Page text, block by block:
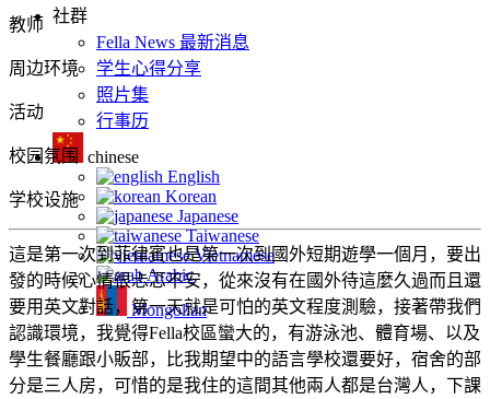
社群
Fella News 最新消息
学生心得分享
照片集
行事历
chinese
English
Korean
Japanese
Taiwanese
Vietnamese
Arabic
Mongolian
教师
周边环境
活动
校园氛围
学校设施
這是第一次到菲律賓也是第一次到國外短期遊學一個月，要出
發的時候心情很忐忑不安，從來沒有在國外待這麼久過而且還
要用英文對話，第一天就是可怕的英文程度測驗，接著帶我們
認識環境，我覺得Fella校區蠻大的，有游泳池、體育場、以及
學生餐廳跟小販部，比我期望中的語言學校還要好，宿舍的部
分是三人房，可惜的是我住的這間其他兩人都是台灣人，下課